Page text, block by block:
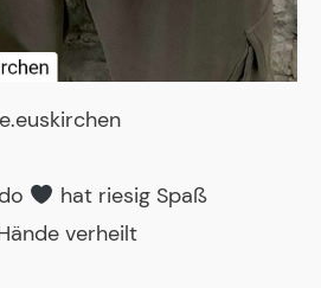
hat riesig Spaß
verheilt